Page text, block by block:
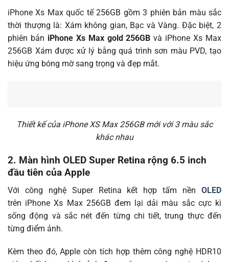
iPhone Xs Max quốc tế 256GB gồm 3 phiên bản màu sắc
thời thượng là: Xám không gian, Bạc và Vàng. Đặc biệt, 2
phiên bản iPhone Xs Max gold 256GB và iPhone Xs Max
256GB Xám được xử lý bằng quá trình sơn màu PVD, tạo
hiệu ứng bóng mờ sang trọng và đẹp mắt.
Thiết kế của iPhone XS Max 256GB mới với 3 màu sắc
khác nhau
2. Màn hình OLED Super Retina rộng 6.5 inch
đầu tiên của Apple
Với công nghệ Super Retina kết hợp tấm nền OLED
trên iPhone Xs Max 256GB đem lại dải màu sắc cực kì
sống động và sắc nét đến từng chi tiết, trung thực đến
từng điểm ảnh.
Kèm theo đó, Apple còn tích hợp thêm công nghệ HDR10